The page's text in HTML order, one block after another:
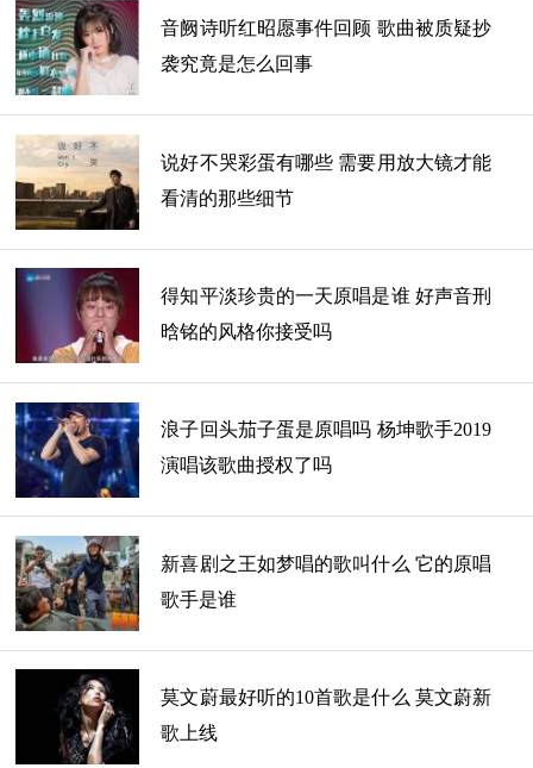
音阙诗听红昭愿事件回顾 歌曲被质疑抄
袭究竟是怎么回事
说好不哭彩蛋有哪些 需要用放大镜才能
看清的那些细节
得知平淡珍贵的一天原唱是谁 好声音刑
晗铭的风格你接受吗
浪子回头茄子蛋是原唱吗 杨坤歌手2019
演唱该歌曲授权了吗
新喜剧之王如梦唱的歌叫什么 它的原唱
歌手是谁
莫文蔚最好听的10首歌是什么 莫文蔚新
歌上线